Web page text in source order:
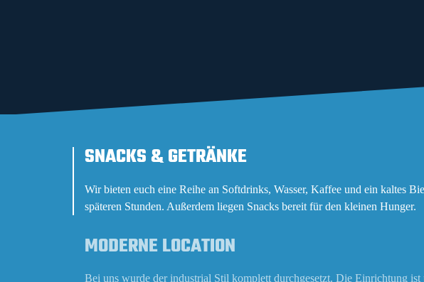
SNACKS & GETRÄNKE
Wir bieten euch eine Reihe an Softdrinks, Wasser, Kaffee und ein kaltes
späteren Stunden. Außerdem liegen Snacks bereit für den kleinen Hunger.
MODERNE LOCATION
Bei uns wurde der industrial Stil komplett durchgesetzt. Die Einrichtung ist